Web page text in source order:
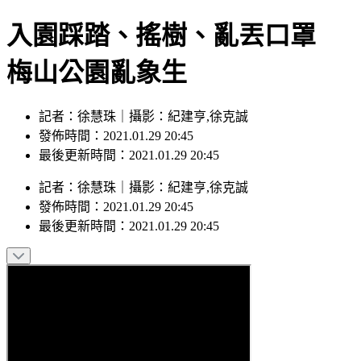
入園踩踏、搖樹、亂丟口罩
梅山公園亂象生
發佈時間：2021.01.29 20:45
最後更新時間：2021.01.29 20:45
發佈時間：2021.01.29 20:45
最後更新時間： 2021.01.29 20:45